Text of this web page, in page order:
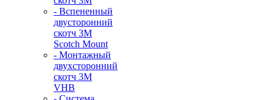
- Вспененный
двусторонний
скотч 3M
Scotch Mount
- Монтажный
двухсторонний
скотч 3М
VHB